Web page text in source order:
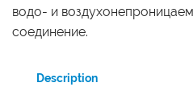
водо- и
соединение.
Description